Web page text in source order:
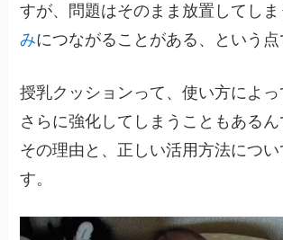
すが、問題はそのまま放置してし
みにつながることがある、という点
授乳クッションって、使い方によ
さらに強化してしまうこともある
その理由と、正しい活用方法につい
す。